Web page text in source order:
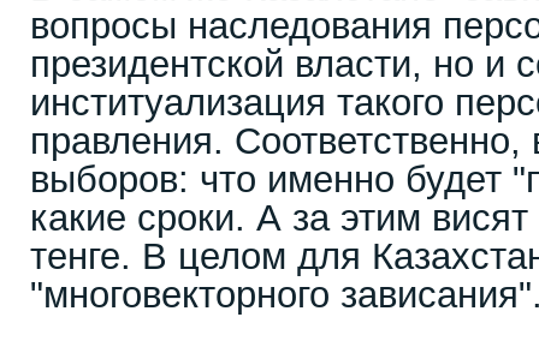
вопросы наследования
президентской власти, но и
институализация такого
правления. Соответственно,
выборов: что именно будет
какие сроки. А за этим
тенге. В целом для
"многовекторного